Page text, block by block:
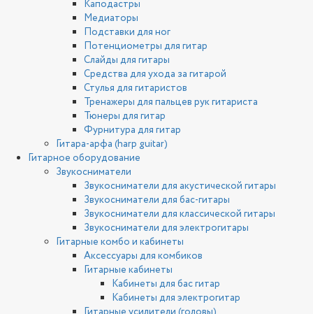
Каподастры
Медиаторы
Подставки для ног
Потенциометры для гитар
Слайды для гитары
Средства для ухода за гитарой
Стулья для гитаристов
Тренажеры для пальцев рук гитариста
Тюнеры для гитар
Фурнитура для гитар
Гитара-арфа (harp guitar)
Гитарное оборудование
Звукосниматели
Звукосниматели для акустической гитары
Звукосниматели для бас-гитары
Звукосниматели для классической гитары
Звукосниматели для электрогитары
Гитарные комбо и кабинеты
Аксессуары для комбиков
Гитарные кабинеты
Кабинеты для бас гитар
Кабинеты для электрогитар